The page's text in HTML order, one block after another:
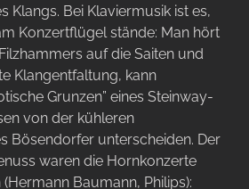
Klangs. Bei Klaviermusik ist es,
Konzertflügel stände: Man hört
auf die Saiten und
Klangentfaltung, kann
Grunzen” eines Steinway-
von der kühleren
Bösendorfer unterscheiden. Der
waren die Hornkonzerte
Baumann, Philips):